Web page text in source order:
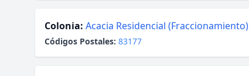
Colonia: Acacia Residencial (Fraccionamiento)
Códigos Postales: 83177